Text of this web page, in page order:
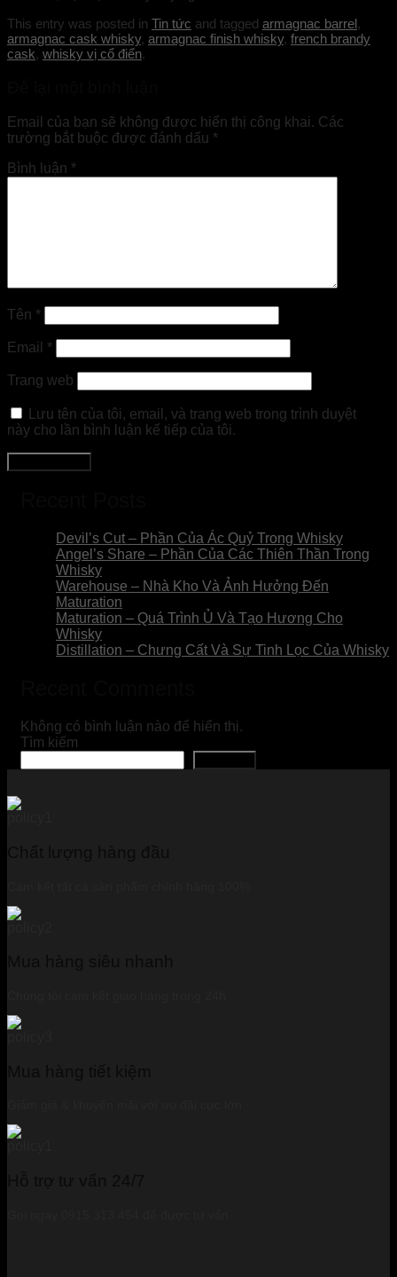
This entry was posted in Tin tức and tagged armagnac barrel,
armagnac cask whisky, armagnac finish whisky, french brandy
cask, whisky vị cổ điển.
Email của bạn sẽ không được hiển thị công khai. Các
trường bắt buộc được đánh dấu *
Bình luận *
Tên *
Email *
Trang web
Lưu tên của tôi, email, và trang web trong trình duyệt
này cho lần bình luận kế tiếp của tôi.
Devil’s Cut – Phần Của Ác Quỷ Trong Whisky
Angel’s Share – Phần Của Các Thiên Thần Trong
Whisky
Warehouse – Nhà Kho Và Ảnh Hưởng Đến
Maturation
Maturation – Quá Trình Ủ Và Tạo Hương Cho
Whisky
Distillation – Chưng Cất Và Sự Tinh Lọc Của Whisky
Không có bình luận nào để hiển thị.
Tìm kiếm